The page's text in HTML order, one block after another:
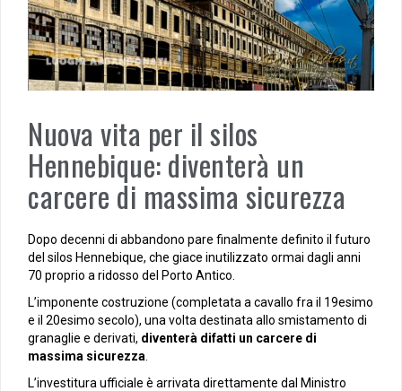
Nuova vita per il silos
Hennebique: diventerà un
carcere di massima sicurezza
Dopo decenni di abbandono pare finalmente definito il futuro
del silos Hennebique, che giace inutilizzato ormai dagli anni
70 proprio a ridosso del Porto Antico.
L’imponente costruzione (completata a cavallo fra il 19esimo
e il 20esimo secolo), una volta destinata allo smistamento di
granaglie e derivati, diventerà difatti un carcere di
massima sicurezza
L’investitura ufficiale è arrivata direttamente dal Ministro